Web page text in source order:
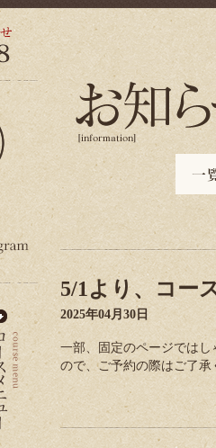
5/1より、コー
2025年04月30日
一部、固定のページではし
ので、ご予約の際はご了承